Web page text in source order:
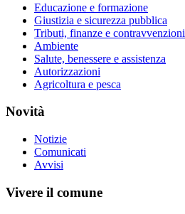
Educazione e formazione
Giustizia e sicurezza pubblica
Tributi, finanze e contravvenzioni
Ambiente
Salute, benessere e assistenza
Autorizzazioni
Agricoltura e pesca
Novità
Notizie
Comunicati
Avvisi
Vivere il comune